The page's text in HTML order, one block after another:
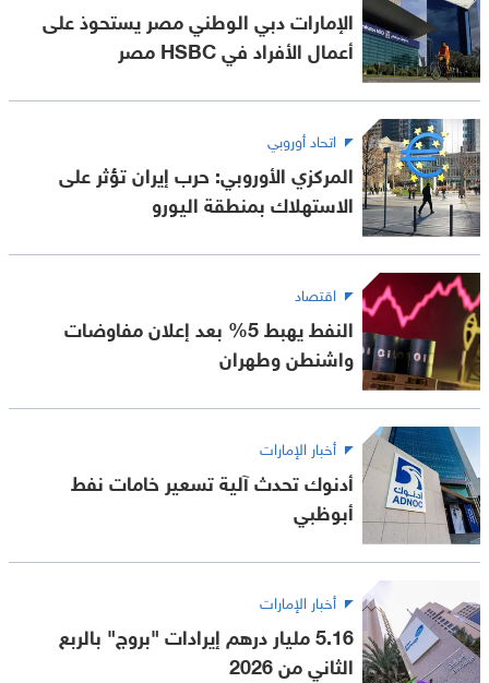
الإمارات دبي الوطني مصر يستحوذ على
أعمال الأفراد في HSBC مصر
اتحاد أوروبي
المركزي الأوروبي: حرب إيران تؤثر على
الاستهلاك بمنطقة اليورو
اقتصاد
النفط يهبط 5% بعد إعلان مفاوضات
واشنطن وطهران
أخبار الإمارات
أدنوك تحدث آلية تسعير خامات نفط
أبوظبي
أخبار الإمارات
5.16 مليار درهم إيرادات "بروج" بالربع
الثاني من 2026